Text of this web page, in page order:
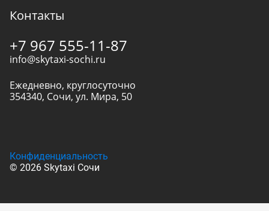
Контакты
+7 967 555-11-87
info@skytaxi-sochi.ru
Ежедневно, круглосуточно
354340, Сочи, ул. Мира, 50
© 2026 Skytaxi Сочи
Конфиденциальность